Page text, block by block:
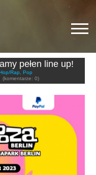
pełen line up!
Rap, Pop
(komentarze: 0)